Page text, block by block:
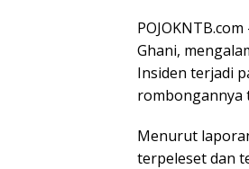
Ghani,
Insiden terjadi
rombongannya
Menurut
terpeleset dan